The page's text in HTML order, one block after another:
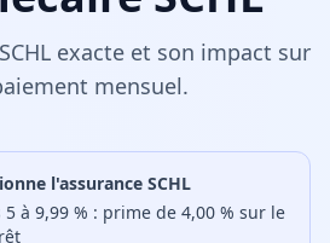
exacte et son impact sur
mensuel.
l'assurance SCHL
à 9,99 % : prime de 4,00 % sur le